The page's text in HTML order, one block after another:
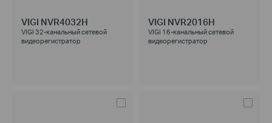
VIGI NVR4032H
VIGI 32-канальный сетевой
видеорегистратор
VIGI NVR2016H
VIGI 16‑канальный сетевой
видеорегистратор